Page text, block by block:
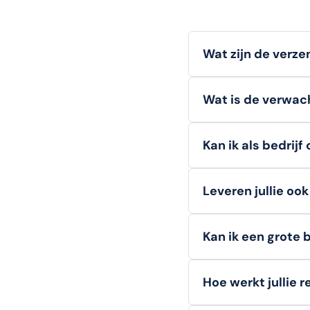
Wat zijn de
bestellingen onder
Wat is de
Kan ik als bedrijf
tijdens het afrekenen.
Leveren jullie
Kan ik een grote
vraagt u eenvoudig
Hoe werkt jullie